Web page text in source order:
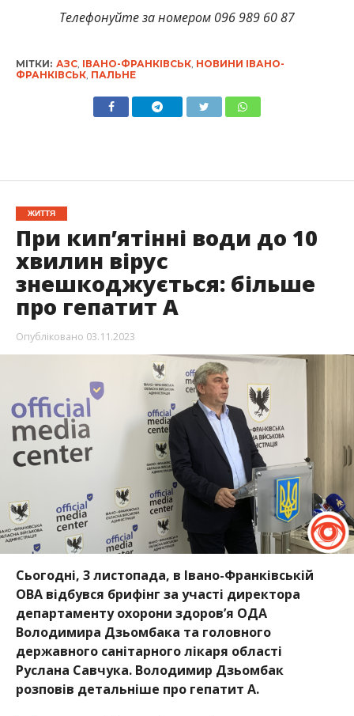
Телефонуйте за номером 096 989 60 87
МІТКИ: АЗС, ІВАНО-ФРАНКІВСЬК, НОВИНИ ІВАНО-
ФРАНКІВСЬК, ПАЛЬНЕ
ЖИТТЯ
При кип’ятінні води до 10
хвилин вірус
знешкоджується: більше
про гепатит А
Опубліковано 03.11.2023
Сьогодні, 3 листопада, в Івано-Франківській
ОВА відбувся брифінг за участі директора
департаменту охорони здоров’я ОДА
Володимира Дзьомбака та головного
державного санітарного лікаря області
Руслана Савчука. Володимир Дзьомбак
розповів детальніше про гепатит А.